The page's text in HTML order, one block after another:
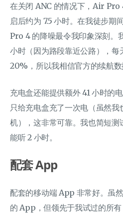
在关闭 ANC 的情况下，Air Pro
启后约为 7.5 小时。在我徒步期
Pro 4 的降噪最令我印象深刻。
小时（因为路段靠近公路），每
20%，所以我相信官方的续航数
充电盒还能提供额外 41 小时的
只给充电盒充了一次电（虽然
机），这非常可靠。我也简短
能听 2 小时。
配套 App
配套的移动端 App 非常好。虽
的 App，但领先于我试过的所